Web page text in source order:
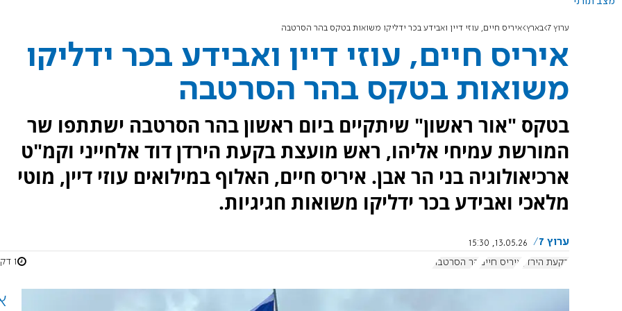
ערוץ 7 בארץ איריס חיים, עוזי דיין ואבידע בכר ידליקו משואות בטקס בהר הסרטבה
איריס חיים, עוזי דיין ואבידע בכר ידליקו
משואות בטקס בהר הסרטבה
בטקס "אור ראשון" שיתקיים ביום ראשון בהר הסרטבה ישתתפו שר
המורשת עמיחי אליהו, ראש מועצת בקעת הירדן דוד אלחייני וקמ"ט
ארכיאולוגיה בני הר אבן. איריס חיים, האלוף במילואים עוזי דיין, מוטי
מלאכי ואבידע בכר ידליקו משואות חגיגיות.
ערוץ 7
13.05.26, 15:30
בקעת הירדן
איריס חיים הר הסרטבה 1 דקות